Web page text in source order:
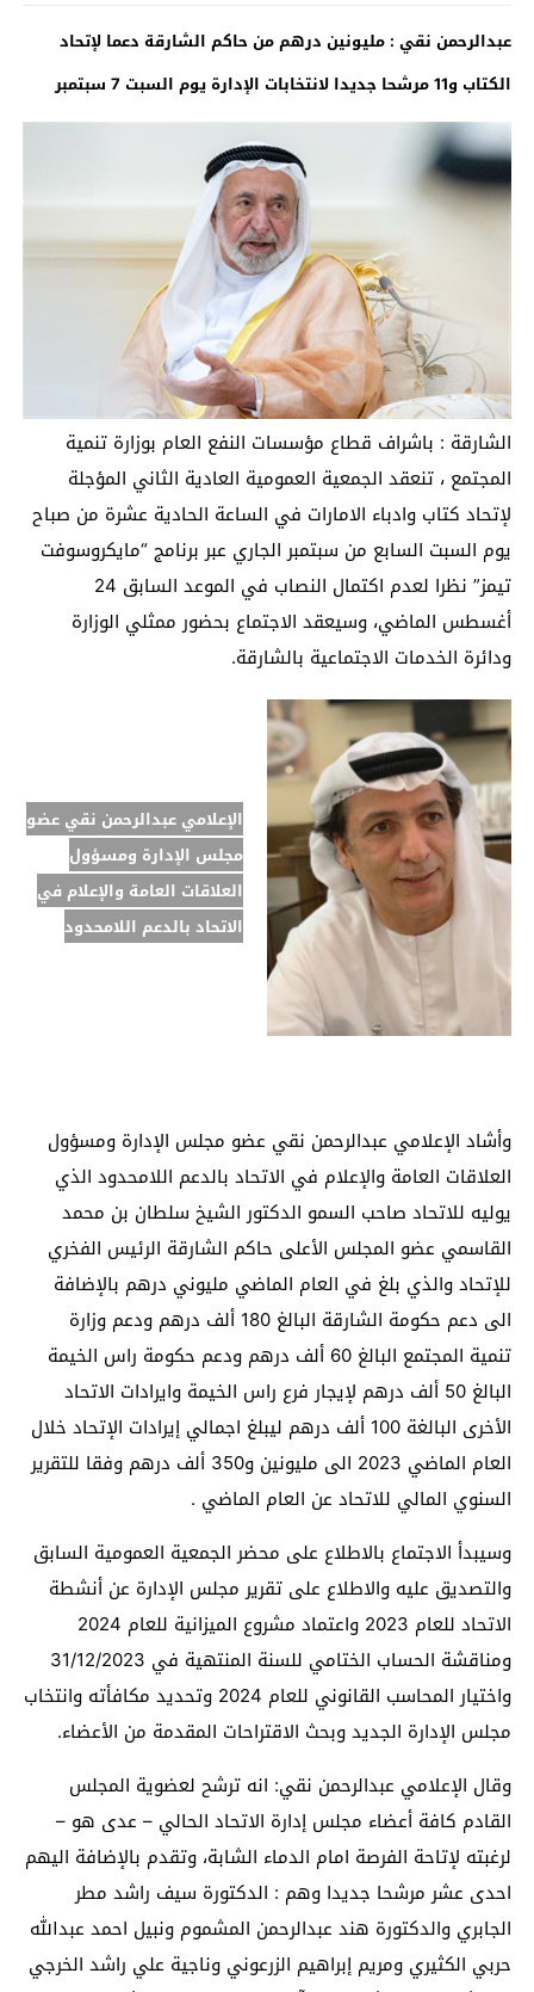
عبدالرحمن نقي : مليونين درهم من حاكم الشارقة دعما لإتحاد
الكتاب و11 مرشحا جديدا لانتخابات الإدارة يوم السبت 7 سبتمبر
الشارقة : باشراف قطاع مؤسسات النفع العام بوزارة تنمية
المجتمع ، تنعقد الجمعية العمومية العادية الثاني المؤجلة
لإتحاد كتاب وادباء الامارات في الساعة الحادية عشرة من صباح
يوم السبت السابع من سبتمبر الجاري عبر برنامج “مايكروسوفت
تيمز” نظرا لعدم اكتمال النصاب في الموعد السابق 24
أغسطس الماضي، وسيعقد الاجتماع بحضور ممثلي الوزارة
ودائرة الخدمات الاجتماعية بالشارقة.
الإعلامي عبدالرحمن نقي عضو
مجلس الإدارة ومسؤول
العلاقات العامة والإعلام في
الاتحاد بالدعم اللامحدود
وأشاد الإعلامي عبدالرحمن نقي عضو مجلس الإدارة ومسؤول
العلاقات العامة والإعلام في الاتحاد بالدعم اللامحدود الذي
يوليه للاتحاد صاحب السمو الدكتور الشيخ سلطان بن محمد
القاسمي عضو المجلس الأعلى حاكم الشارقة الرئيس الفخري
للإتحاد والذي بلغ في العام الماضي مليوني درهم بالإضافة
الى دعم حكومة الشارقة البالغ 180 ألف درهم ودعم وزارة
تنمية المجتمع البالغ 60 ألف درهم ودعم حكومة راس الخيمة
البالغ 50 ألف درهم لإيجار فرع راس الخيمة وايرادات الاتحاد
الأخرى البالغة 100 ألف درهم ليبلغ اجمالي إيرادات الإتحاد خلال
العام الماضي 2023 الى مليونين و350 ألف درهم وفقا للتقرير
السنوي المالي للاتحاد عن العام الماضي .
وسيبدأ الاجتماع بالاطلاع على محضر الجمعية العمومية السابق
والتصديق عليه والاطلاع على تقرير مجلس الإدارة عن أنشطة
الاتحاد للعام 2023 واعتماد مشروع الميزانية للعام 2024
ومناقشة الحساب الختامي للسنة المنتهية في 31/12/2023
واختيار المحاسب القانوني للعام 2024 وتحديد مكافأته وانتخاب
مجلس الإدارة الجديد وبحث الاقتراحات المقدمة من الأعضاء.
وقال الإعلامي عبدالرحمن نقي: انه ترشح لعضوية المجلس
القادم كافة أعضاء مجلس إدارة الاتحاد الحالي – عدى هو –
لرغبته لإتاحة الفرصة امام الدماء الشابة، وتقدم بالإضافة اليهم
احدى عشر مرشحا جديدا وهم : الدكتورة سيف راشد مطر
الجابري والدكتورة هند عبدالرحمن المشموم ونبيل احمد عبدالله
حربي الكثيري ومريم إبراهيم الزرعوني وناجية علي راشد الخرجي